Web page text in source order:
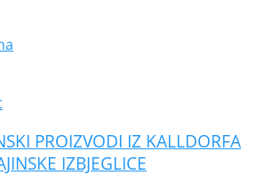
PROIZVODI IZ KALLDORFA
IZBJEGLICE